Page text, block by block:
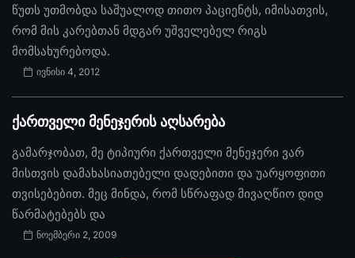
წუთს უთმობდა საშუალოდ თითო პაციენტს, იმისათვის,
რომ მის კარებთან მდგარ უშველებელ რიგს
მომსახურებოდა.
ივნისი 4, 2012
ქართველი მენეჯერის აღსარება
გამარჯობათ, მე ტიპიური ქართველი მენეჯერი ვარ
მისთვის დამახასიათებელი დადებითი და უარყოფითი
თვისებებით. მეც მინდა, რომ სწრაფად მივაღწიო დიდ
წარმატებებს და
ნოემბერი 2, 2009